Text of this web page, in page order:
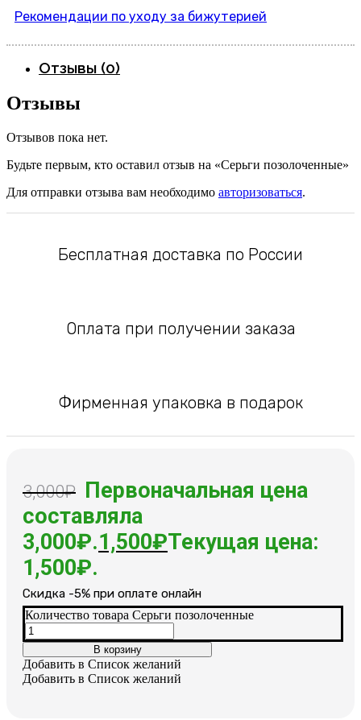
Рекомендации по уходу за бижутерией
Отзывы (0)
Отзывы
Отзывов пока нет.
Будьте первым, кто оставил отзыв на «Серьги позолоченные»
Для отправки отзыва вам необходимо авторизоваться.
Бесплатная доставка по России
Оплата при получении заказа
Фирменная упаковка в подарок
3,000₽ Первоначальная цена
составляла
3,000₽.1,500₽Текущая цена:
1,500₽.
Cкидка -5% при оплате онлайн
Количество товара Серьги позолоченные
В корзину
Добавить в Список желаний
Добавить в Список желаний